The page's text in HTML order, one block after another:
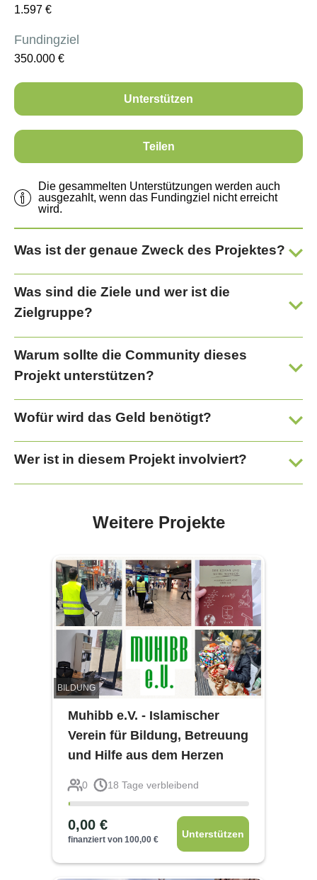
1.597 €
Fundingziel
350.000 €
Unterstützen
Teilen
Die gesammelten Unterstützungen werden auch
ausgezahlt, wenn das Fundingziel nicht erreicht
wird.
Was ist der genaue Zweck des Projektes?
Was sind die Ziele und wer ist die
Zielgruppe?
Warum sollte die Community dieses
Projekt unterstützen?
Wofür wird das Geld benötigt?
Wer ist in diesem Projekt involviert?
Weitere Projekte
BILDUNG
Muhibb e.V. - Islamischer
Verein für Bildung, Betreuung
und Hilfe aus dem Herzen
0 18 Tage verbleibend
0,00 €
finanziert von 100,00 € Unterstützen